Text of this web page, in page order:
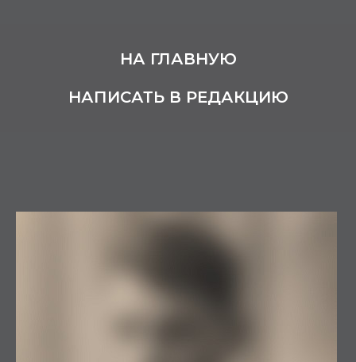
НА ГЛАВНУЮ
НАПИСАТЬ В РЕДАКЦИЮ